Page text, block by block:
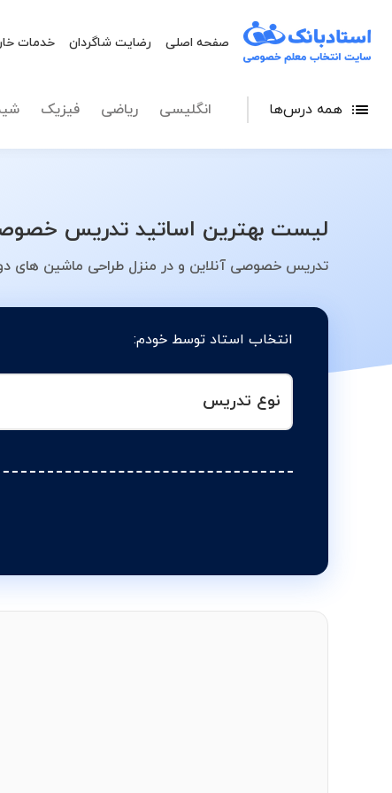
صفحه اصلی رضایت شاگردان خدمات
همه درس‌ها انگلیسی ریاضی فیزیک
لیست بهترین اساتید تدریس
تدریس خصوصی آنلاین و در منزل طراحی ماشین های
انتخاب استاد توسط خودم:
نوع تدریس